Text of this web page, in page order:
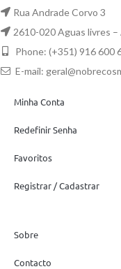
Rua Andrade Corvo 3
2610-020 Aguas livres –
Phone: (+351) 916 600
E-mail:
Minha Conta
Redefinir Senha
Favoritos
Registrar / Cadastrar
Sobre
Contacto